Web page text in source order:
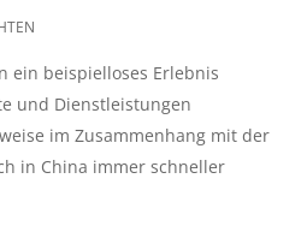
ein beispielloses Erlebnis
und Dienstleistungen
im Zusammenhang mit der
in China immer schneller